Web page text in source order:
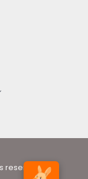
reservados.